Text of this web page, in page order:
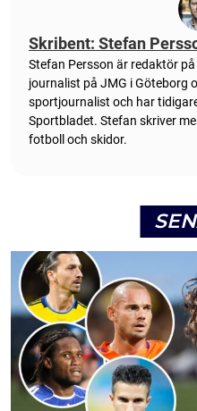
Skribent: Stefan
Stefan Persson är redaktör
journalist på JMG i Göteborg
sportjournalist och har
Sportbladet. Stefan skriver
fotboll och skidor.